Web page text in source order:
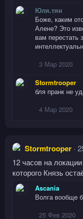
Юля.тян
Боже, каким
Алене? Это
вам перестать
3 Мар 2020
Stormtrooper
бля пранк не
4 Мар 2020
Stormtrooper
12 часов на
которого Князь
Ascania
Волга вообще
25 Фев 2020